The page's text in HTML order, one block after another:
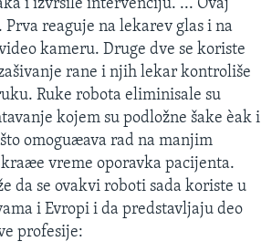
i izvršile intervenciju. ... Ovaj
reaguje na lekarev glas i na
kameru. Druge dve se koriste
rane i njih lekar kontroliše
Ruke robota eliminisale su
kojem su podložne šake èak i
omoguæava rad na manjim
vreme oporavka pacijenta.
da se ovakvi roboti sada koriste u
i Evropi i da predstavljaju deo
profesije: